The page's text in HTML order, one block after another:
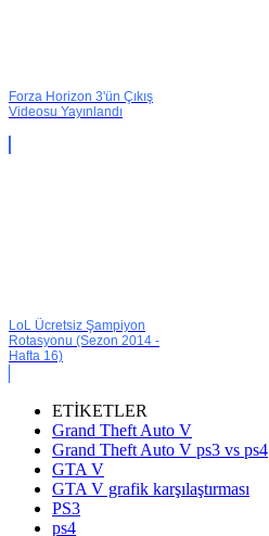
Forza Horizon 3'ün Çıkış
Videosu Yayınlandı
LoL Ücretsiz Şampiyon
Rotasyonu (Sezon 2014 -
Hafta 16)
ETİKETLER
Grand Theft Auto V
Grand Theft Auto V ps3 vs ps4
GTA V
GTA V grafik karşılaştırması
PS3
ps4